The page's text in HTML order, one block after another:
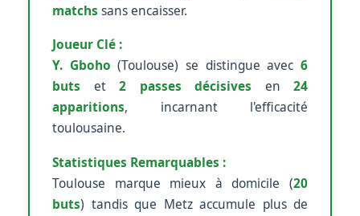
matchs sans encaisser.
Joueur Clé :
Y. Gboho (Toulouse) se distingue avec6
buts et 2 passes décisives en 24
apparitions, incarnant l'efficacité
toulousaine.
Statistiques Remarquables :
Toulouse marque mieux à domicile (20
buts) tandis que Metz accumule plus de